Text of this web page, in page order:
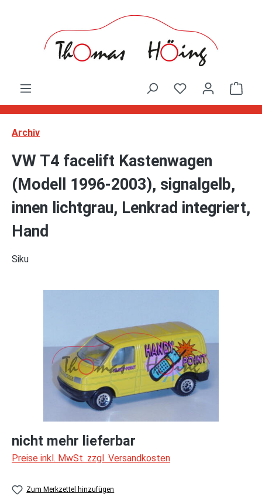
Archiv
VW T4 facelift Kastenwagen
(Modell 1996-2003), signalgelb,
innen lichtgrau, Lenkrad integriert,
Hand
Siku
nicht mehr lieferbar
Preise inkl. MwSt. zzgl. Versandkosten
Zum Merkzettel hinzufügen